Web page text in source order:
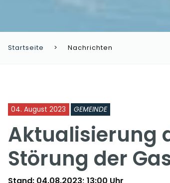
Startseite Nachrichten
04. August 2023 GEMEINDE
Aktualisierung
Störung der